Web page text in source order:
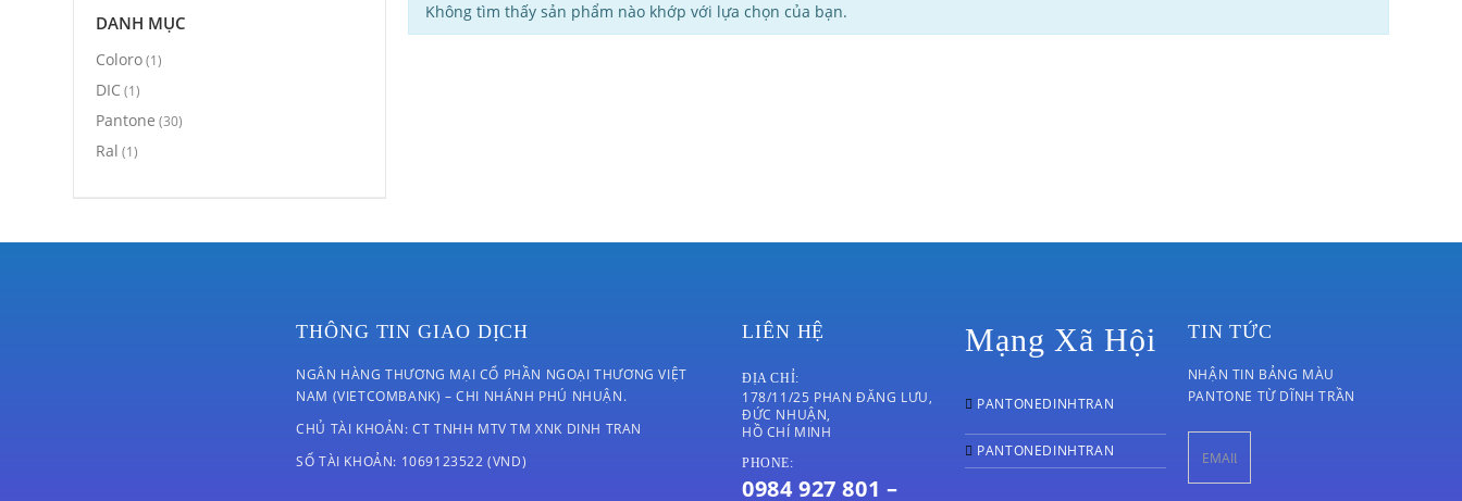
Không tìm thấy sản phẩm nào khớp với lựa chọn của bạn.
DANH MỤC
Coloro(1)
DIC (1)
Pantone (30)
Ral (1)
THÔNG TIN GIAO DỊCH
NGÂN HÀNG THƯƠNG MẠI CỔ PHẦN NGOẠI THƯƠNG VIỆT
NAM (VIETCOMBANK) – CHI NHÁNH PHÚ NHUẬN.
CHỦ TÀI KHOẢN: CT TNHH MTV TM XNK DINH TRAN
SỐ TÀI KHOẢN: 1069123522 (VND)
LIÊN HỆ
ĐỊA CHỈ:
178/11/25 PHAN ĐĂNG LƯU,
ĐỨC NHUẬN,
HỒ CHÍ MINH
PHONE:
0984 927 801 –
Mạng Xã Hội
PANTONEDINHTRAN
PANTONEDINHTRAN
TIN TỨC
NHẬN TIN BẢNG MÀU
PANTONE TỪ DĨNH TRẦN